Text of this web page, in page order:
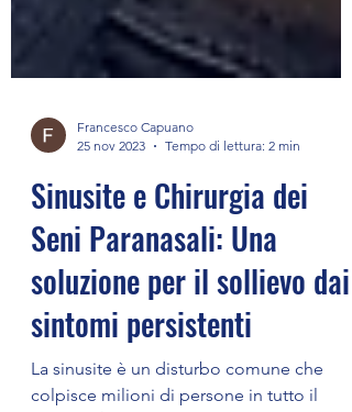
Francesco Capuano
25 nov 2023
Tempo di lettura: 2 min
Sinusite e Chirurgia dei
Seni Paranasali: Una
soluzione per il sollievo dai
sintomi persistenti